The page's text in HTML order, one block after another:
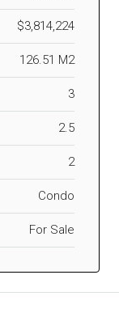
$3,814,224
126.51 M2
3
2.5
2
Condo
For Sale